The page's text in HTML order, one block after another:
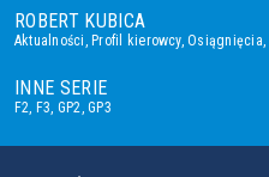
ROBERT KUBICA
Aktualności, Profil kierowcy,Osiągnięcia,
INNE SERIE
F2, F3, GP2,GP3